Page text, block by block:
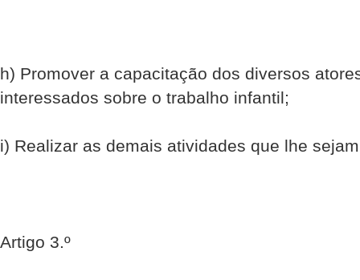
h) Promover a capacitação dos diversos
interessados sobre o trabalho infantil;
i) Realizar as demais atividades que lhe
Artigo 3.º